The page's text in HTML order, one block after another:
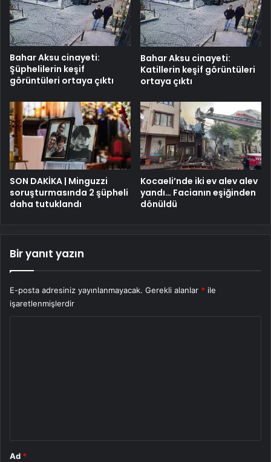
Bahar Aksu cinayeti:
Şüphelilerin keşif
görüntüleri ortaya çıktı
Bahar Aksu cinayeti:
Katillerin keşif görüntüleri
ortaya çıktı
SON DAKİKA | Minguzzi
soruşturmasında 2 şüpheli
daha tutuklandı
Kocaeli’nde iki ev alev alev
yandı… Facianın eşiğinden
dönüldü
Bir yanıt yazın
E-posta adresiniz yayınlanmayacak. Gerekli alanlar * ile
işaretlenmişlerdir
Ad *